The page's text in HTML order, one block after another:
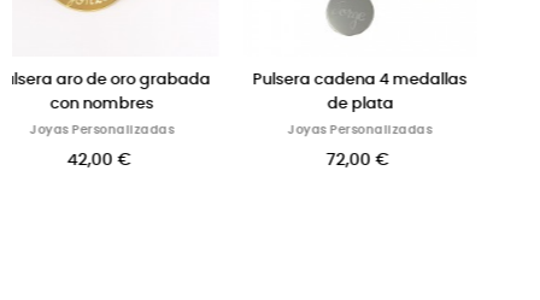
Pulsera cadena 4 medallas
de plata
Joyas Personalizadas
Gemelos de plata para
grabados
Joyas Personalizadas